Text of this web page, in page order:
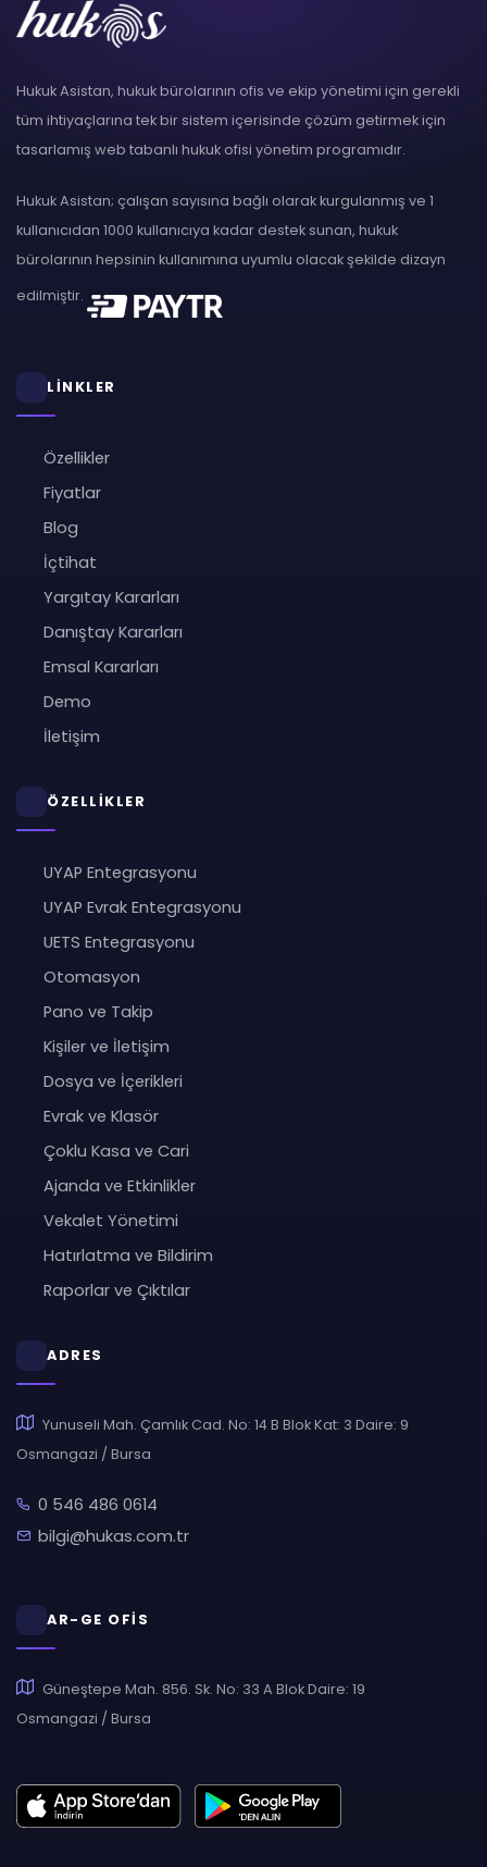
Hukuk Asistan, hukuk bürolarının ofis ve ekip yönetimi için gerekli
tüm ihtiyaçlarına tek bir sistem içerisinde çözüm getirmek için
tasarlamış web tabanlı hukuk ofisi yönetim programıdır.
Hukuk Asistan; çalışan sayısına bağlı olarak kurgulanmış ve 1
kullanıcıdan 1000 kullanıcıya kadar destek sunan, hukuk
bürolarının hepsinin kullanımına uyumlu olacak şekilde dizayn
edilmiştir.
LİNKLER
Özellikler
Fiyatlar
Blog
İçtihat
Yargıtay Kararları
Danıştay Kararları
Emsal Kararları
Demo
İletişim
ÖZELLİKLER
UYAP Entegrasyonu
UYAP Evrak Entegrasyonu
UETS Entegrasyonu
Otomasyon
Pano ve Takip
Kişiler ve İletişim
Dosya ve İçerikleri
Evrak ve Klasör
Çoklu Kasa ve Cari
Ajanda ve Etkinlikler
Vekalet Yönetimi
Hatırlatma ve Bildirim
Raporlar ve Çıktılar
ADRES
Yunuseli Mah. Çamlık Cad. No: 14 B Blok Kat: 3 Daire: 9
Osmangazi / Bursa
0 546 486 0614
bilgi@hukas.com.tr
AR-GE OFİS
Güneştepe Mah. 856. Sk. No: 33 A Blok Daire: 19
Osmangazi / Bursa